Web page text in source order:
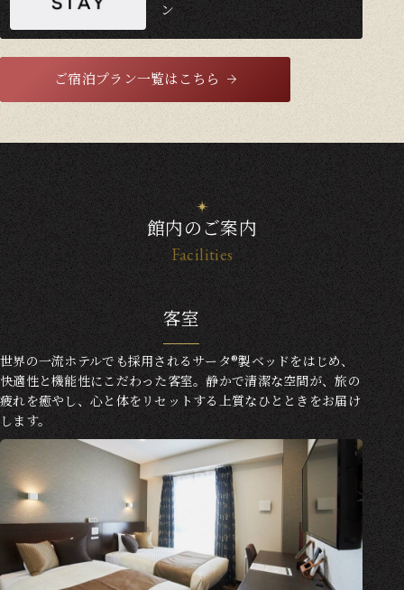
ン
ご宿泊プラン一覧はこちら
館内のご案内
Facilities
客室
世界の一流ホテルでも採用されるサータ®製ベッドをはじめ、
快適性と機能性にこだわった客室。静かで清潔な空間が、旅の
疲れを癒やし、心と体をリセットする上質なひとときをお届け
します。